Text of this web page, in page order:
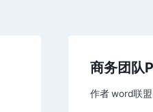
商务团队
作者 word联盟